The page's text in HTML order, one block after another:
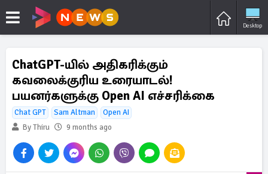
Desktop
ChatGPT-யில் அதிகரிக்கும்
கவலைக்குரிய உரையாடல்!
பயனர்களுக்கு Open AI எச்சரிக்கை
Chat GPT Sam Altman
Open AI
By Thiru
9 months ago